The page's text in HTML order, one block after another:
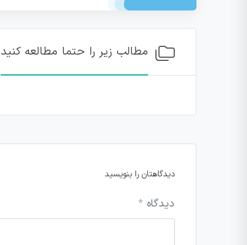
مطالب زیر را حتما مطالعه کنید
دیدگاهتان را بنویسید
دیدگاه *